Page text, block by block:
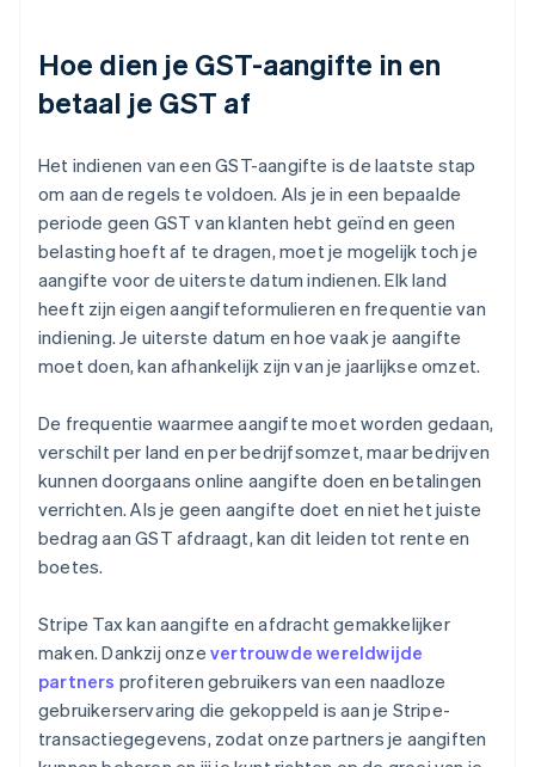
Hoe dien je GST-aangifte in en
betaal je GST af
Het indienen van een GST-aangifte is de laatste stap
om aan de regels te voldoen. Als je in een bepaalde
periode geen GST van klanten hebt geïnd en geen
belasting hoeft af te dragen, moet je mogelijk toch je
aangifte voor de uiterste datum indienen. Elk land
heeft zijn eigen aangifteformulieren en frequentie van
indiening. Je uiterste datum en hoe vaak je aangifte
moet doen, kan afhankelijk zijn van je jaarlijkse omzet.
De frequentie waarmee aangifte moet worden gedaan,
verschilt per land en per bedrijfsomzet, maar bedrijven
kunnen doorgaans online aangifte doen en betalingen
verrichten. Als je geen aangifte doet en niet het juiste
bedrag aan GST afdraagt, kan dit leiden tot rente en
boetes.
Stripe Tax kan aangifte en afdracht gemakkelijker
maken. Dankzij onze vertrouwde wereldwijde
partners profiteren gebruikers van een naadloze
gebruikerservaring die gekoppeld is aan je Stripe-
transactiegegevens, zodat onze partners je aangiften